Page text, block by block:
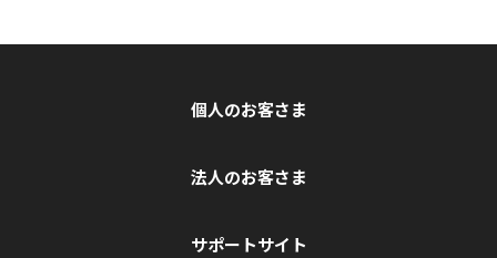
個人のお客さま
法人のお客さま
サポートサイト